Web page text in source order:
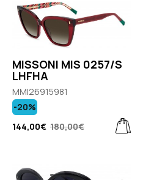
MISSONI MIS 0257/S
LHFHA
MMI26915981
144,00€ 180,00€
-20%